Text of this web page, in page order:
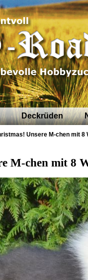
Deckrüden
Unsere M-chen mit 8
M-chen mit 8